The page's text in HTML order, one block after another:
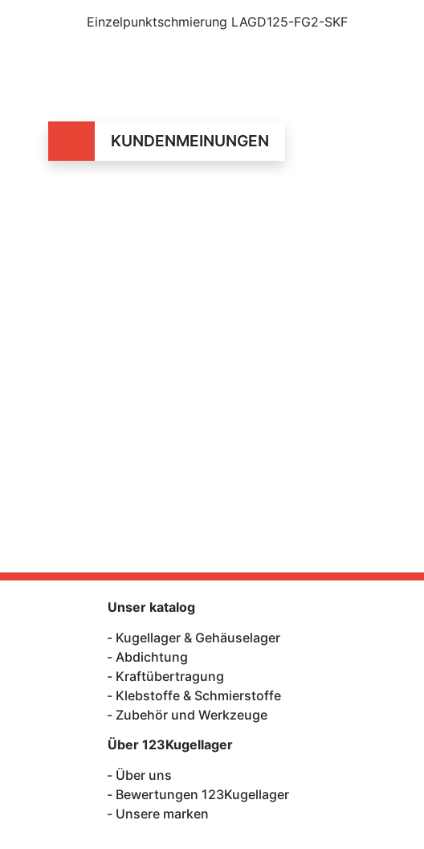
Einzelpunktschmierung LAGD125-FG2-SKF
KUNDENMEINUNGEN
Unser katalog
Kugellager & Gehäuselager
Abdichtung
Kraftübertragung
Klebstoffe & Schmierstoffe
Zubehör und Werkzeuge
Über 123Kugellager
Über uns
Bewertungen 123Kugellager
Unsere marken